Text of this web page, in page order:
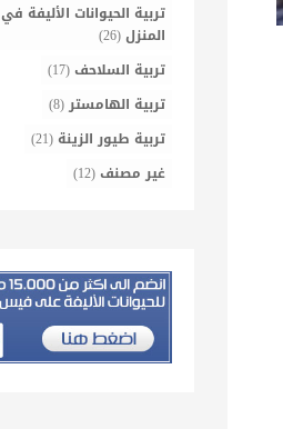
تربية الحيوانات الأليفة في
المنزل(26)
تربية السلاحف(17)
تربية الهامستر(8)
تربية طيور الزينة (21)
غير مصنف(12)